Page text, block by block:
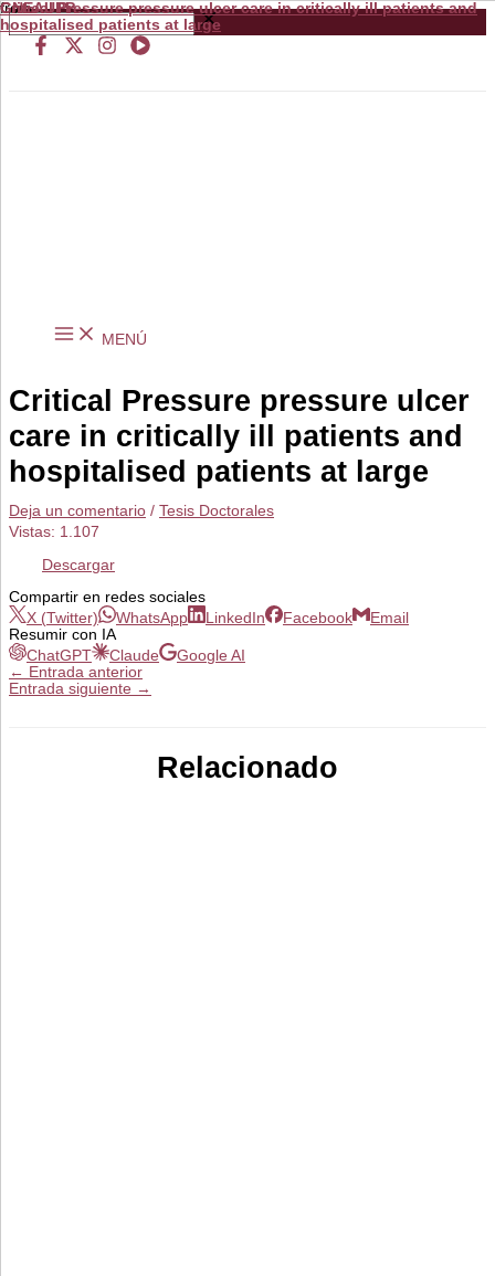
Ir
al
contenido
Buscar
…
MENÚ
Critical Pressure pressure ulcer
care in critically ill patients and
hospitalised patients at large
Deja un comentario / Tesis Doctorales
Vistas: 1.107
Critical Pressure pressure ulcer care in critically ill patients and
hospitalised patients at large
from
GNEAUPP.
Descargar
Compartir en redes sociales
X (Twitter)
WhatsApp LinkedIn Facebook
Email
Resumir con IA
ChatGPT
Claude
Google AI
← Entrada anterior
Entrada siguiente →
Relacionado